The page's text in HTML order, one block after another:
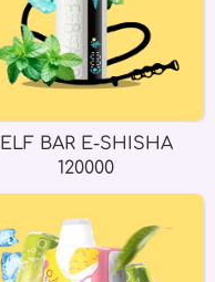
ELF BAR E-SHISHA
120000